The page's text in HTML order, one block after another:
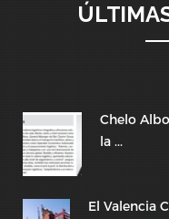
Chelo
la ...
El Valencia